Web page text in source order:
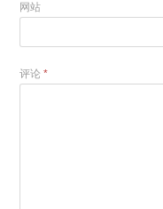
网站
评论*